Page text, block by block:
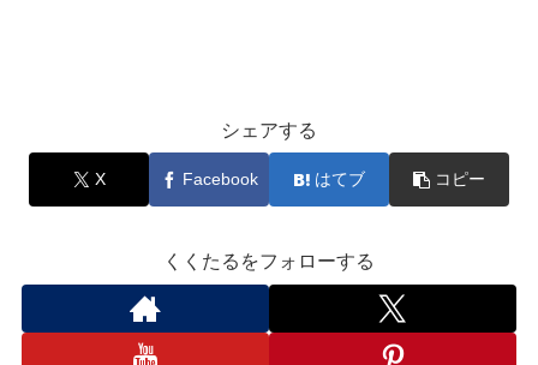
シェアする
X Facebook はてブ コピー
くくたるをフォローする